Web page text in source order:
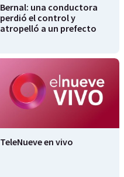
Bernal: una conductora
perdió el control y
atropelló a un prefecto
TeleNueve en vivo